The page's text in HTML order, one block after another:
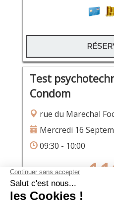
Test
Condom
rue du Marechal
Mercredi 16
09:30 - 10:00